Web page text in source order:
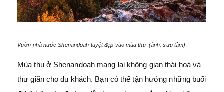
Vườn nhà nước Shenandoah tuyệt đẹp vào mùa thu (ảnh: sưu tầm)
Mùa thu ở Shenandoah mang lại không gian thái hoà và
thư giãn cho du khách. Bạn có thể tận hưởng những buổi